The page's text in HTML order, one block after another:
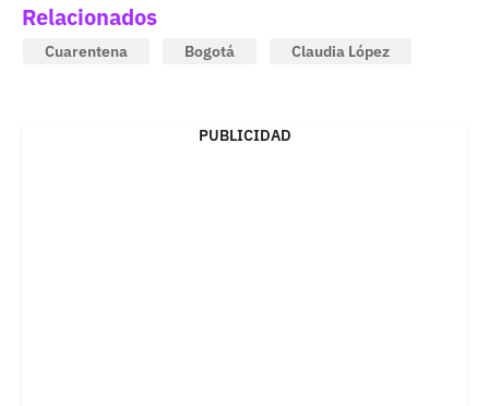
Relacionados
Cuarentena Bogotá Claudia López
PUBLICIDAD